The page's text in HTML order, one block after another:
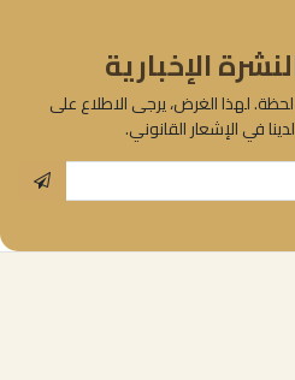
الإخبارية
لهذا الغرض، يرجى الاطلاع على
في الإشعار القانوني.